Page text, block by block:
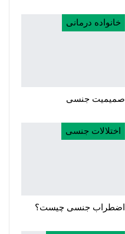
خانواده درمانی
صمیمیت جنسی
اختلالات جنسی
اضطراب جنسی چیست؟